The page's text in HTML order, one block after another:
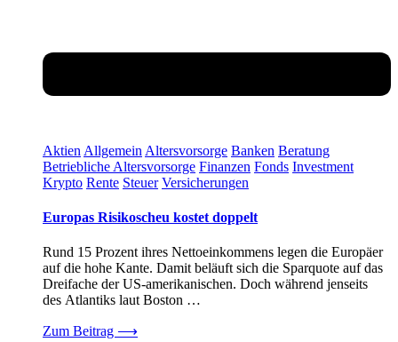
Aktien Allgemein Altersvorsorge Banken Beratung
Betriebliche Altersvorsorge Finanzen Fonds Investment
Krypto Rente Steuer Versicherungen
Europas Risikoscheu kostet doppelt
Rund 15 Prozent ihres Nettoeinkommens legen die Europäer
auf die hohe Kante. Damit beläuft sich die Sparquote auf das
Dreifache der US-amerikanischen. Doch während jenseits
des Atlantiks laut Boston …
Zum Beitrag ⟶